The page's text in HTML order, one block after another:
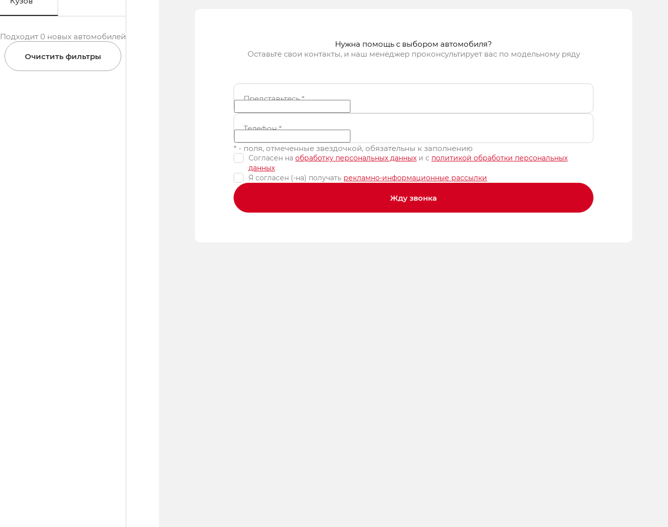
Подходит 0 новых автомобилей
Очистить фильтры
Нужна помощь с выбором автомобиля?
Оставьте свои контакты, и наш менеджер проконсультирует вас по модельному ряду
Представьтесь*
Телефон*
* - поля, отмеченные звездочкой, обязательны к заполнению
Согласен на обработку персональных данных и c политикой обработки персональных
данных
Я согласен (-на) получать рекламно-информационные рассылки
Жду звонка